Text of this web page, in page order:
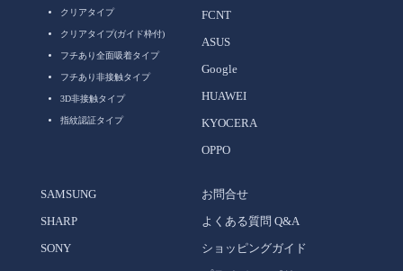
クリアタイプ
クリアタイプ(ガイド枠付)
フチあり全面吸着タイプ
フチあり非接触タイプ
3D非接触タイプ
指紋認証タイプ
FCNT
ASUS
Google
HUAWEI
KYOCERA
OPPO
SAMSUNG
SHARP
SONY
お問合せ
よくある質問 Q&A
ショッピングガイド